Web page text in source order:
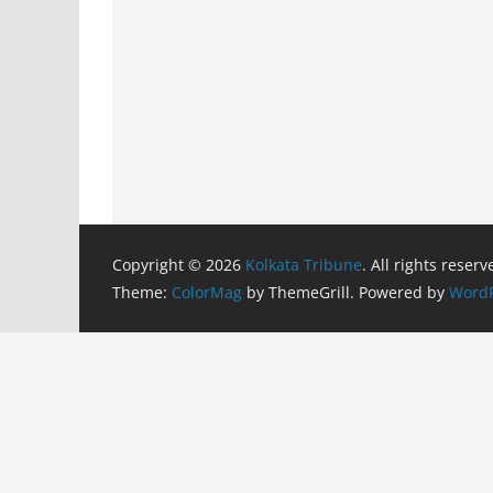
Copyright © 2026 Kolkata Tribune. All rights
Theme: ColorMag by ThemeGrill. Powered by